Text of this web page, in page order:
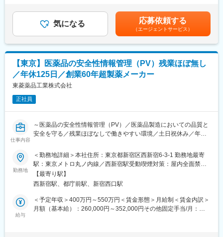
主として当社製品に関する症例評価/集積評価の責を担って頂きま
す。
・個別症例等に起因する措置立案
・評価症例に関する当局照会対応
・CRO、コールセンター、文献調査会社等、外部委託先との交
渉・調整
・製品承継時における承継元との個別症例の取り扱いに関する交
渉
・海外提携会社によるAudit対応(症例評価関連)
＜集積評価関連業務＞
・自社製品について、定期的な安全性シグナル検出、未知非重篤
・集積情報に起因する措置立案。
・自社製品(海外提携品)について、PSUR等の集積評価資料のレビ
ュー。
・海外提携会社によるAudit対応(集積評価)
＜その他＞
・再審査に関する資料作成、適合性調査対応、当局照会事項対応
成され且つ（2）個人評価で平均値(B)が達成された際に2.5ヶ月分
のインセンティブとなります■昇給年1回賃金はあくまでも目安の
金額であり、選考を通じて上下する可能性があります。月給(月額)
は固定手当を含めた表記です。
気になる 応募依頼する
（エージェントサービス）
【東京】医薬品の安全性情報管理（PV）残業ほぼ無し
／年休125日／創業60年超製薬メーカー
東菱薬品工業株式会社
正社員
仕事内容
～医薬品の安全性情報管理（PV）／医薬品製造においての品質と
安全を守る／残業ほぼなしで働きやすい環境／土日祝休み／年休
【概要】
当社は、医療用医薬品の製造販売を行う創業60年超の老舗メーカ
ーです。
現在、GVPに基づく医薬品の安全性情報管理（PV）担当者を募集
しています。安定した事業基盤のもと、専門知識を活かして活躍
していただけます。
勤務地
＜勤務地詳細＞本社住所：東京都新宿区西新宿6-3-1 勤務地最寄
駅：東京メトロ丸ノ内線／西新宿駅受動喫煙対策：屋内全面禁煙
変更の範囲：会社の定める事業所
【最寄り駅】
西新宿駅、都庁前駅、新宿西口駅
給与
＜予定年収＞400万円～550万円＜賃金形態＞月給制＜賃金内訳＞
月額（基本給）：260,000円～352,000円その他固定手当/月：